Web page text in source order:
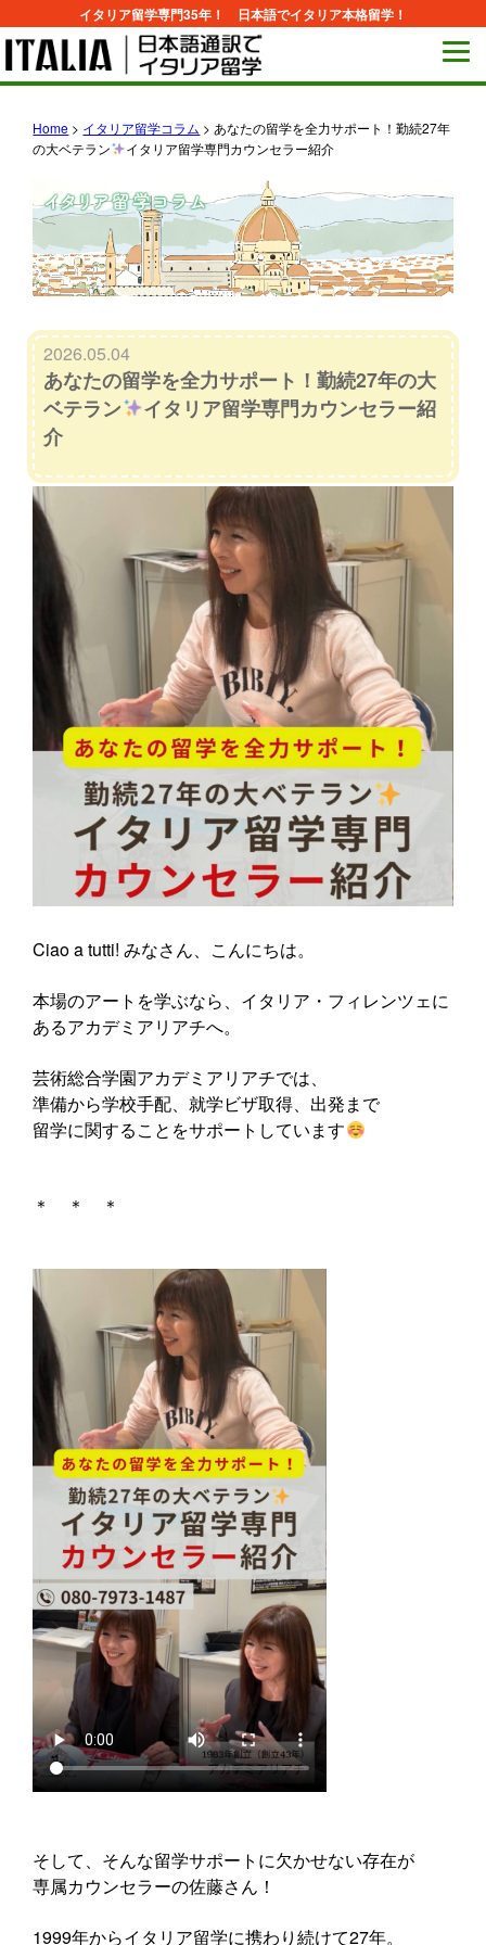
イタリア留学専門35年！ 日本語でイタリア本格留学！
Home > イタリア留学コラム > あなたの留学を全力サポート！勤続27年
の大ベテラン
イタリア留学専門カウンセラー紹介
2026.05.04
あなたの留学を全力サポート！勤続27年の大
ベテラン
イタリア留学専門カウンセラー紹
介
Ciao a tutti! みなさん、こんにちは。
本場のアートを学ぶなら、イタリア・フィレンツェに
あるアカデミアリアチへ。
芸術総合学園アカデミアリアチでは、
準備から学校手配、就学ビザ取得、出発まで
留学に関することをサポートしています
＊ ＊ ＊
そして、そんな留学サポートに欠かせない存在が
専属カウンセラーの佐藤さん！
1999年からイタリア留学に携わり続けて27年。